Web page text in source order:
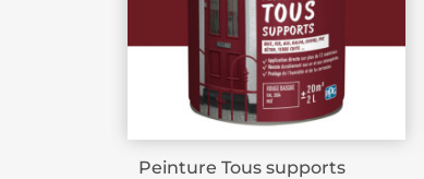
Peinture Tous supports